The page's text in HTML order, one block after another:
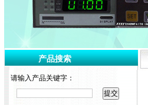
产品搜索
请输入产品关键字：